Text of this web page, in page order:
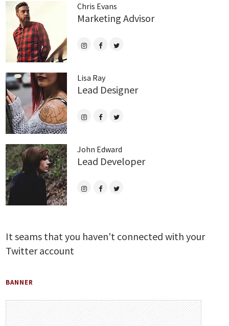
Chris Evans
Marketing Advisor
Lisa Ray
Lead Designer
John Edward
Lead Developer
It seams that you haven't connected with your
Twitter account
BANNER